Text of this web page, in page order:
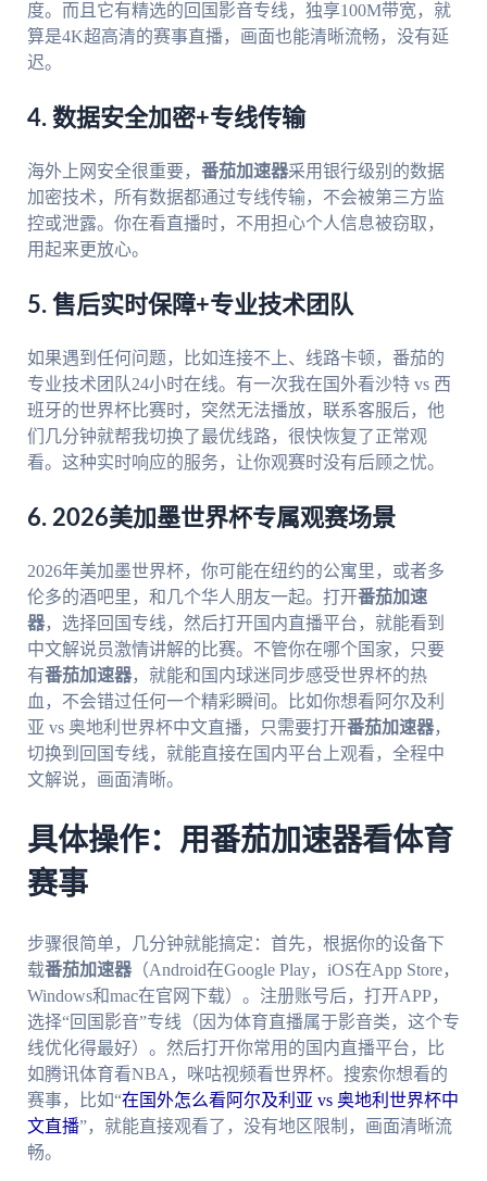
度。而且它有精选的回国影音专线，独享100M带宽，就
算是4K超高清的赛事直播，画面也能清晰流畅，没有延
迟。
4. 数据安全加密+专线传输
海外上网安全很重要， 番茄加速器采用银行级别的数据
加密技术，所有数据都通过专线传输，不会被第三方监
控或泄露。你在看直播时，不用担心个人信息被窃取，
用起来更放心。
5. 售后实时保障+专业技术团队
如果遇到任何问题，比如连接不上、线路卡顿，番茄的
专业技术团队24小时在线。有一次我在国外看沙特 vs 西
班牙的世界杯比赛时，突然无法播放，联系客服后，他
们几分钟就帮我切换了最优线路，很快恢复了正常观
看。这种实时响应的服务，让你观赛时没有后顾之忧。
6. 2026美加墨世界杯专属观赛场景
2026年美加墨世界杯，你可能在纽约的公寓里，或者多
伦多的酒吧里，和几个华人朋友一起。打开番茄加速
器，选择回国专线，然后打开国内直播平台，就能看到
中文解说员激情讲解的比赛。不管你在哪个国家，只要
有番茄加速器，就能和国内球迷同步感受世界杯的热
血，不会错过任何一个精彩瞬间。比如你想看阿尔及利
亚 vs 奥地利世界杯中文直播，只需要打开番茄加速器，
切换到回国专线，就能直接在国内平台上观看，全程中
文解说，画面清晰。
具体操作：用番茄加速器看体育
赛事
步骤很简单，几分钟就能搞定：首先，根据你的设备下
载番茄加速器（Android在Google Play，iOS在App Store，
Windows和mac在官网下载）。注册账号后，打开APP，
选择“回国影音”专线（因为体育直播属于影音类，这个专
线优化得最好）。然后打开你常用的国内直播平台，比
如腾讯体育看NBA，咪咕视频看世界杯。搜索你想看的
赛事，比如“在国外怎么看阿尔及利亚 vs 奥地利世界杯中
文直播”，就能直接观看了，没有地区限制，画面清晰流
畅。